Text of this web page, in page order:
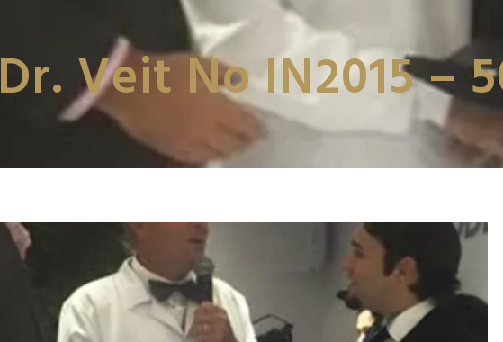
Dr. Veit No IN2015 –